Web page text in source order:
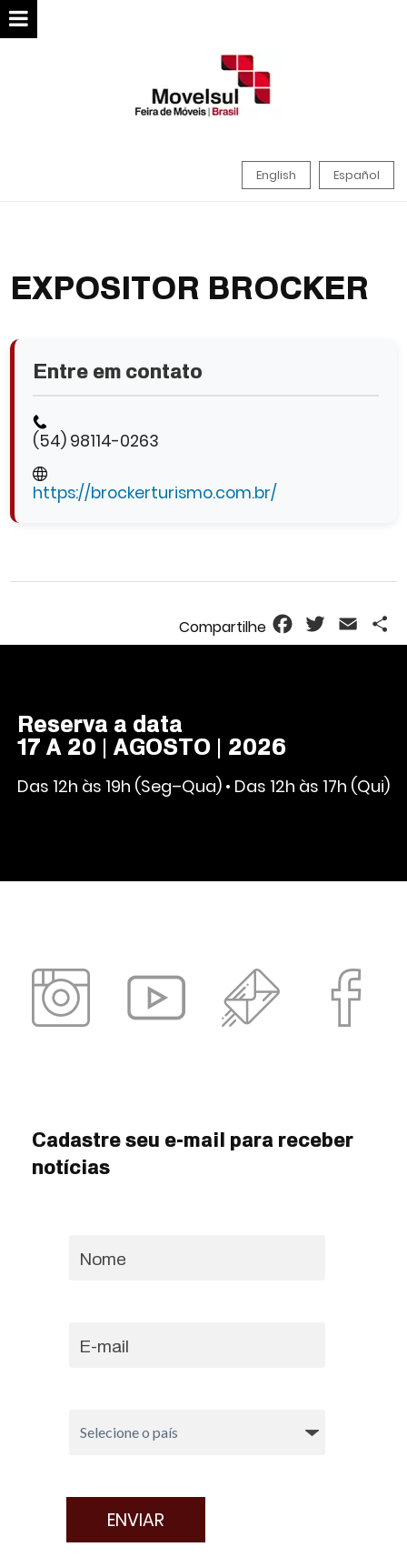
English Español
EXPOSITOR BROCKER
Entre em contato
(54) 98114-0263
https://brockerturismo.com.br/
FacebookTwitterEmail
Reserva a data
17 A 20 | AGOSTO | 2026
Das 12h às 19h (Seg–Qua) • Das 12h às 17h (Qui)
Cadastre seu e-mail para receber
notícias